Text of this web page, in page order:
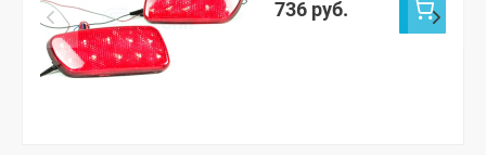
Калина-1
736 руб.